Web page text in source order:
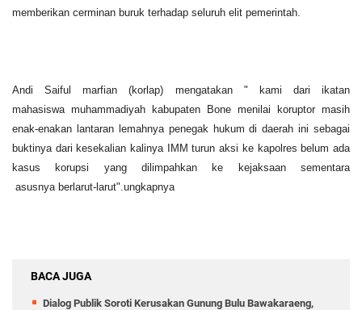
memberikan cerminan buruk terhadap seluruh elit pemerintah.
Andi Saiful marfian (korlap) mengatakan " kami dari ikatan
mahasiswa muhammadiyah kabupaten Bone menilai koruptor masih
enak-enakan lantaran lemahnya penegak hukum di daerah ini sebagai
buktinya dari kesekalian kalinya IMM turun aksi ke kapolres belum ada
kasus korupsi yang dilimpahkan ke kejaksaan sementara
asusnya berlarut-larut".ungkapnya
BACA JUGA
Dialog Publik Soroti Kerusakan Gunung Bulu Bawakaraeng,